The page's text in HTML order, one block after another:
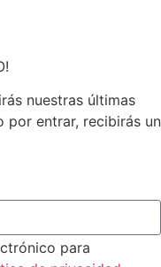
nuestras últimas
por entrar, recibirás un
para